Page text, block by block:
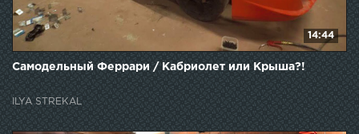
14:44
Самодельный Феррари / Кабриолет или Крыша?!
ILYA STREKAL